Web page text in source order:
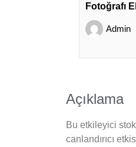
Fotoğrafı
Admin
Açıklama
Bu etkileyici
canlandırıcı